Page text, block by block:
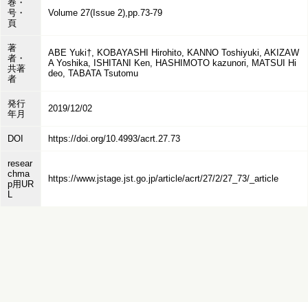
巻・
号・
頁
Volume 27(Issue 2),pp.73-79
著
者・
共著
者
ABE Yuki†, KOBAYASHI Hirohito, KANNO Toshiyuki, AKIZAW
A Yoshika, ISHITANI Ken, HASHIMOTO kazunori, MATSUI Hi
deo, TABATA Tsutomu
発行
年月
2019/12/02
DOI https://doi.org/10.4993/acrt.27.73
resear
chma
p用UR
L
https://www.jstage.jst.go.jp/article/acrt/27/2/27_73/_article